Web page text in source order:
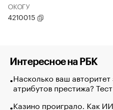
ОКОГУ
4210015
Интересное на РБК
Насколько ваш авторитет
атрибутов престижа?
Казино проиграло. Как